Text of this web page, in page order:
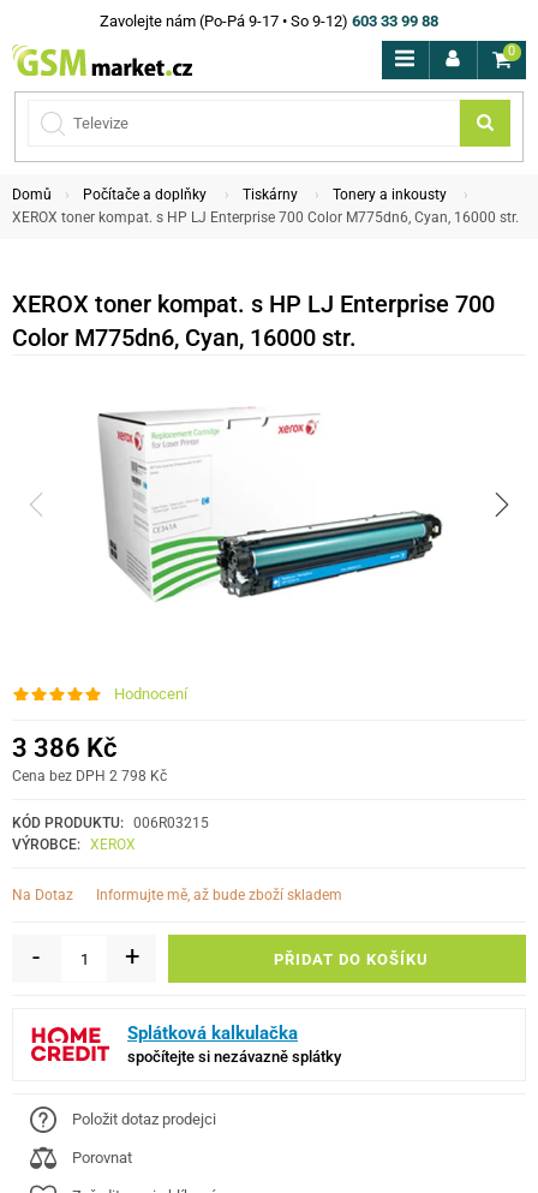
Zavolejte nám (Po-Pá 9-17 • So 9-12) 603 33 99 88
0
Domů Počítače a doplňky Tiskárny
Tonery a inkousty
XEROX toner kompat. s HP LJ Enterprise 700 Color M775dn6, Cyan, 16000 str.
XEROX toner kompat. s HP LJ Enterprise 700
Color M775dn6, Cyan, 16000 str.
Hodnocení
3 386 Kč
Cena bez DPH 2 798 Kč
KÓD PRODUKTU: 006R03215
VÝROBCE: XEROX
Na Dotaz informujte mě, až bude zboží skladem
- + PŘIDAT DO KOŠÍKU
Splátková kalkulačka
spočítejte si nezávazně splátky
Položit dotaz prodejci
Porovnat